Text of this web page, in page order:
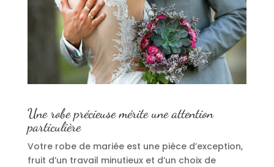
Une robe précieuse mérite une attention
particulière
Votre robe de mariée est une pièce d’exception,
fruit d’un travail minutieux et d’un choix de